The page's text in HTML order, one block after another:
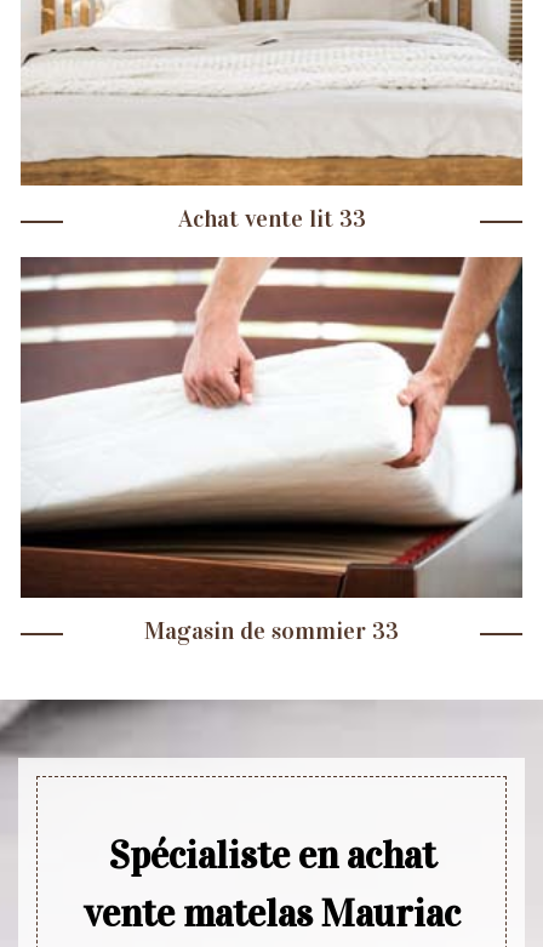
Achat vente lit 33
Magasin de sommier 33
Spécialiste en achat
vente matelas Mauriac